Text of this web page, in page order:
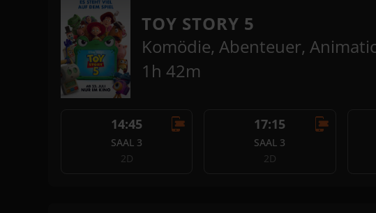
TOY STORY 5
Komödie, Abenteuer,
1h 42m
14:45
SAAL 3
2D
17:15
SAAL 3
2D